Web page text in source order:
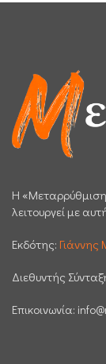
H
λειτουργεί με
Εκδότης: Γιάννης
Διεθυντής
Επικοινωνία: